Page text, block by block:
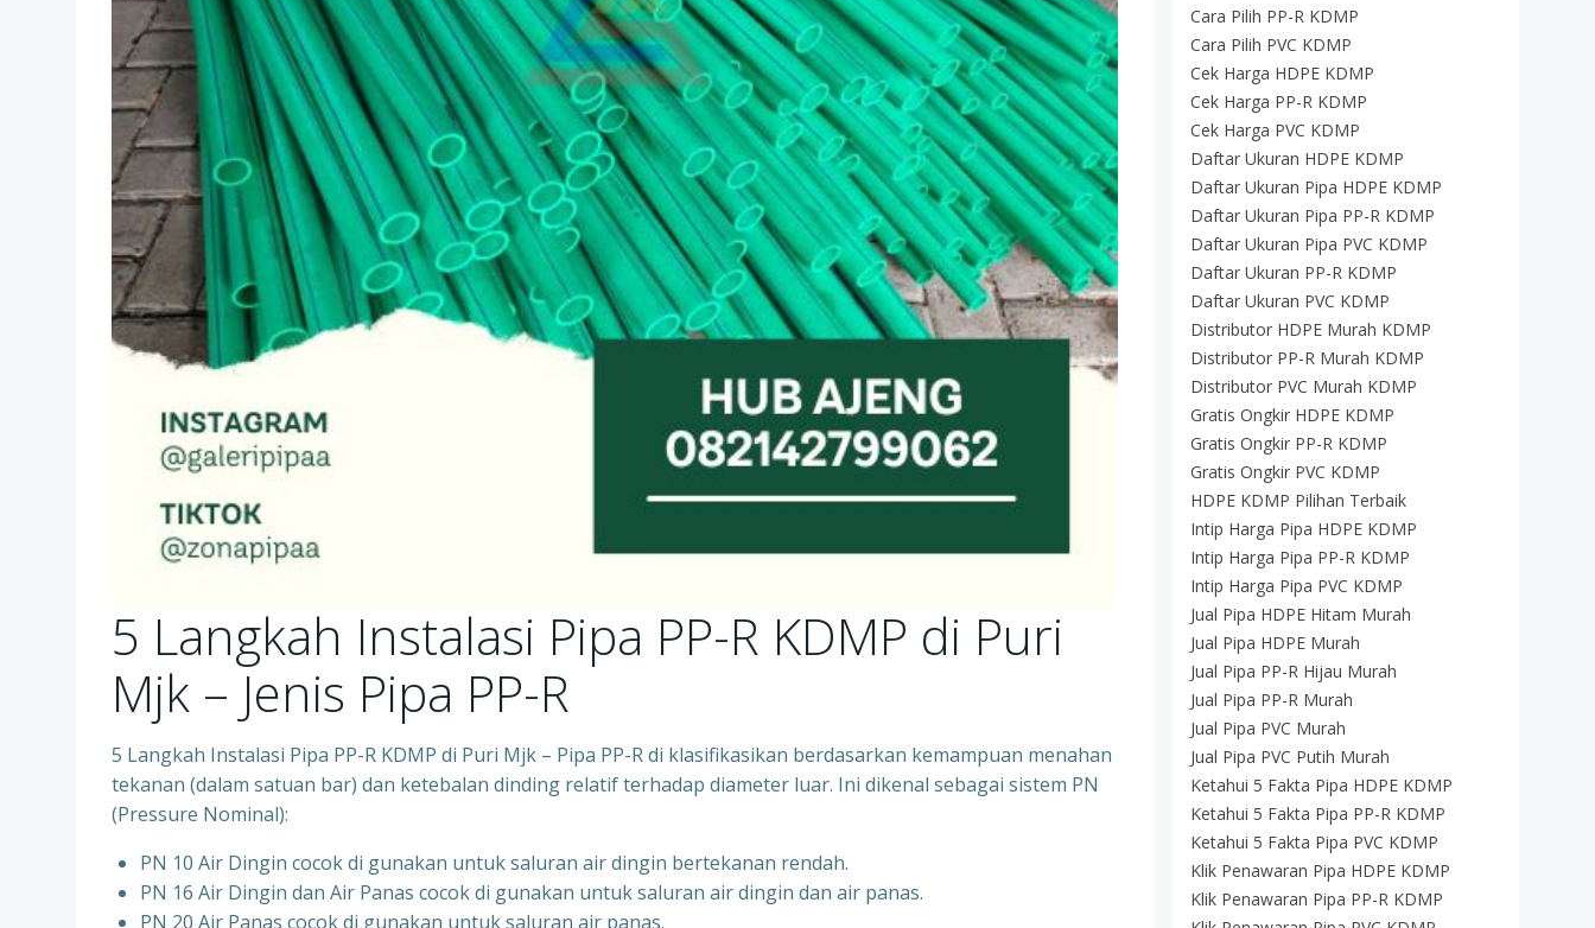
5 Langkah Instalasi Pipa PP-R KDMP di Puri
Mjk – Jenis Pipa PP-R
5 Langkah Instalasi Pipa PP-R KDMP di Puri Mjk – Pipa PP-R di klasifikasikan berdasarkan kemampuan menahan
tekanan (dalam satuan bar) dan ketebalan dinding relatif terhadap diameter luar. Ini dikenal sebagai sistem PN
(Pressure Nominal):
PN 10 Air Dingin cocok di gunakan untuk saluran air dingin bertekanan rendah.
PN 16 Air Dingin dan Air Panas cocok di gunakan untuk saluran air dingin dan air panas.
PN 20 Air Panas cocok di gunakan untuk saluran air panas.
Cara Pilih PP-R KDMP
Cara Pilih PVC KDMP
Cek Harga HDPE KDMP
Cek Harga PP-R KDMP
Cek Harga PVC KDMP
Daftar Ukuran HDPE KDMP
Daftar Ukuran Pipa HDPE KDMP
Daftar Ukuran Pipa PP-R KDMP
Daftar Ukuran Pipa PVC KDMP
Daftar Ukuran PP-R KDMP
Daftar Ukuran PVC KDMP
Distributor HDPE Murah KDMP
Distributor PP-R Murah KDMP
Distributor PVC Murah KDMP
Gratis Ongkir HDPE KDMP
Gratis Ongkir PP-R KDMP
Gratis Ongkir PVC KDMP
HDPE KDMP Pilihan Terbaik
Intip Harga Pipa HDPE KDMP
Intip Harga Pipa PP-R KDMP
Intip Harga Pipa PVC KDMP
Jual Pipa HDPE Hitam Murah
Jual Pipa HDPE Murah
Jual Pipa PP-R Hijau Murah
Jual Pipa PP-R Murah
Jual Pipa PVC Murah
Jual Pipa PVC Putih Murah
Ketahui 5 Fakta Pipa HDPE KDMP
Ketahui 5 Fakta Pipa PP-R KDMP
Ketahui 5 Fakta Pipa PVC KDMP
Klik Penawaran Pipa HDPE KDMP
Klik Penawaran Pipa PP-R KDMP